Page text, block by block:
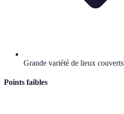
Grande variété de lieux couverts
Points faibles